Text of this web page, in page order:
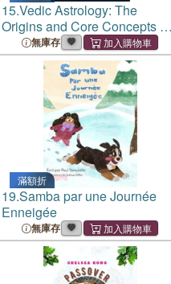
15.Vedic Astrology: The
Origins and Core Concepts of
Jyotish (A Complete Guide to
Vedic Astrology, From the
Perspective of Nakshatras)
無庫存
滿額折
19.Samba par une Journée
Enneigée
無庫存